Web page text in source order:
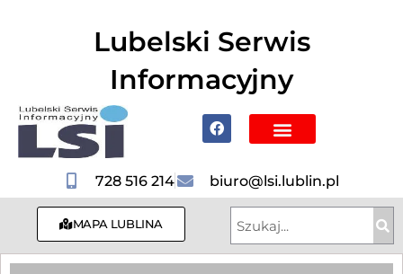
Lubelski Serwis
Informacyjny
728 516 214 biuro@lsi.lublin.pl
MAPA LUBLINA